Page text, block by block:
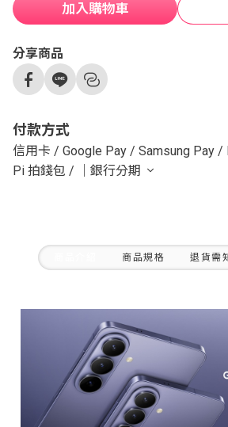
加入購物車
分享商品
付款方式
信用卡 / Google Pay / Samsung Pay /
Pi 拍錢包 / ｜銀行分期
商品規格 退貨需